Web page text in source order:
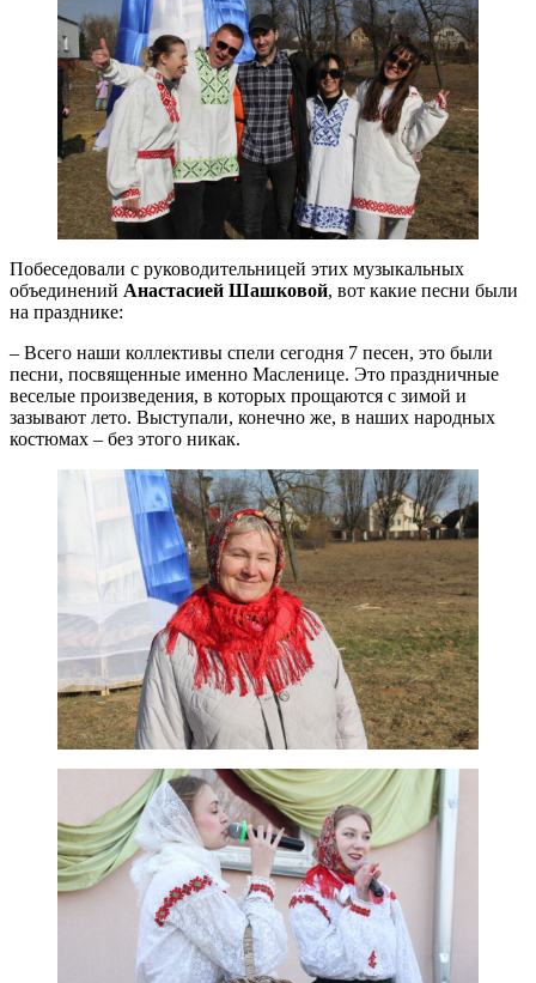
Побеседовали с руководительницей этих музыкальных
объединений Анастасией Шашковой, вот какие песни были
на празднике:
– Всего наши коллективы спели сегодня 7 песен, это были
песни, посвященные именно Масленице. Это праздничные
веселые произведения, в которых прощаются с зимой и
зазывают лето. Выступали, конечно же, в наших народных
костюмах – без этого никак.